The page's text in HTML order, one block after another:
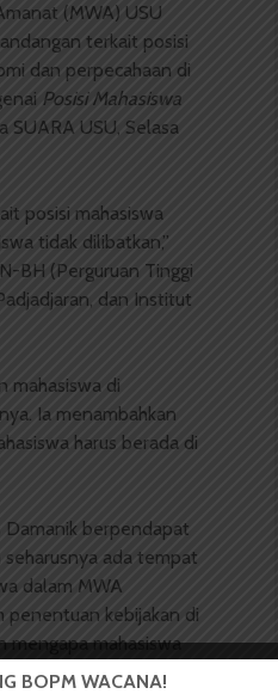
(MWA) USU
terkait posisi
dan perpecahaan di
Posisi Mahasiswa
SUARA USU, Selasa
posisi mahasiswa
tidak dilibatkan,”
BH (Perguruan Tinggi
dan Institut
mahasiswa di
Ia menambahkan
harus berada di
Damanik berpendapat
seharusnya ada tempat
dalam MWA
penentuan kebijakan di
mengapa mahasiswa
BOPM WACANA!